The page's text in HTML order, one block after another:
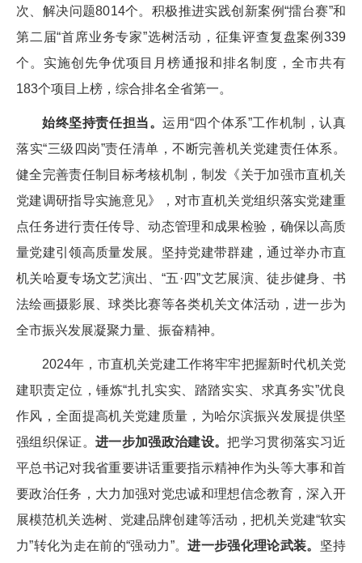
次、解决问题8014个。积极推进实践创新案例“擂台赛”和
第二届“首席业务专家”选树活动，征集评查复盘案例339
个。实施创先争优项目月榜通报和排名制度，全市共有
183个项目上榜，综合排名全省第一。
始终坚持责任担当。运用“四个体系”工作机制，认真
落实“三级四岗”责任清单，不断完善机关党建责任体系。
健全完善责任制目标考核机制，制发《关于加强市直机关
党建调研指导实施意见》，对市直机关党组织落实党建重
点任务进行责任传导、动态管理和成果检验，确保以高质
量党建引领高质量发展。坚持党建带群建，通过举办市直
机关哈夏专场文艺演出、“五·四”文艺展演、徒步健身、书
法绘画摄影展、球类比赛等各类机关文体活动，进一步为
全市振兴发展凝聚力量、振奋精神。
2024年，市直机关党建工作将牢牢把握新时代机关党
建职责定位，锤炼“扎扎实实、踏踏实实、求真务实”优良
作风，全面提高机关党建质量，为哈尔滨振兴发展提供坚
强组织保证。 进一步加强政治建设。把学习贯彻落实习近
平总书记对我省重要讲话重要指示精神作为头等大事和首
要政治任务，大力加强对党忠诚和理想信念教育，深入开
展模范机关选树、党建品牌创建等活动，把机关党建“软实
力”转化为走在前的“强动力”。进一步强化理论武装。 坚持